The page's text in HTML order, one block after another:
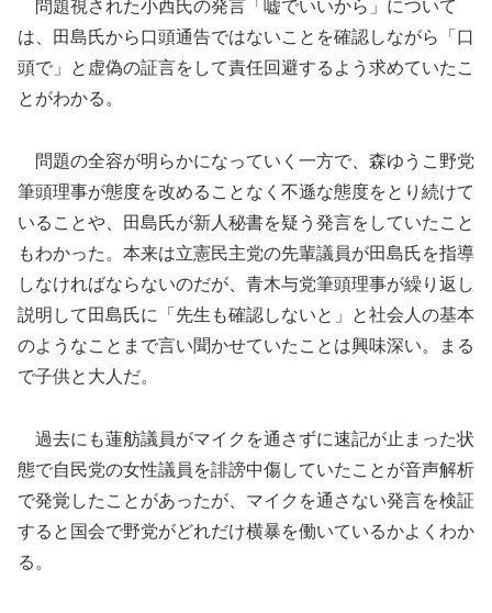
問題視された小西氏の発言「嘘でいいから」について
は、田島氏から口頭通告ではないことを確認しながら「口
頭で」と虚偽の証言をして責任回避するよう求めていたこ
とがわかる。
問題の全容が明らかになっていく一方で、森ゆうこ野党
筆頭理事が態度を改めることなく不遜な態度をとり続けて
いることや、田島氏が新人秘書を疑う発言をしていたこと
もわかった。本来は立憲民主党の先輩議員が田島氏を指導
しなければならないのだが、青木与党筆頭理事が繰り返し
説明して田島氏に「先生も確認しないと」と社会人の基本
のようなことまで言い聞かせていたことは興味深い。まる
で子供と大人だ。
過去にも蓮舫議員がマイクを通さずに速記が止まった状
態で自民党の女性議員を誹謗中傷していたことが音声解析
で発覚したことがあったが、マイクを通さない発言を検証
すると国会で野党がどれだけ横暴を働いているかよくわか
る。